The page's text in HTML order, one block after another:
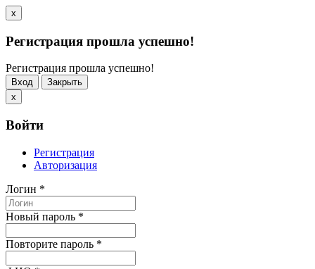
x
Регистрация прошла успешно!
Регистрация прошла успешно!
Вход
Закрыть
x
Войти
Регистрация
Авторизация
Логин *
Новый пароль *
Повторите пароль *